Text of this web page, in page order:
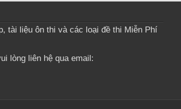
tài liệu ôn thi và các loại đề thi Miễn Phí
lòng liên hệ qua email: